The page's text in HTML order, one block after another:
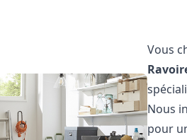
Vous
Nous
pour